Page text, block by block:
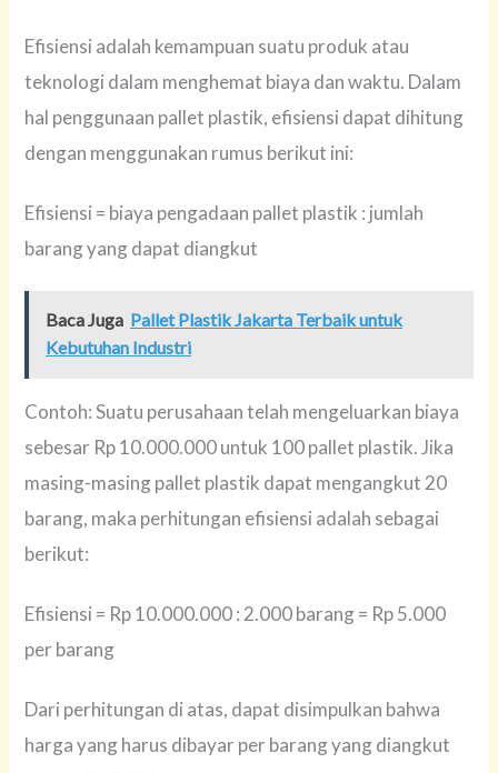
Efisiensi adalah kemampuan suatu produk atau
teknologi dalam menghemat biaya dan waktu. Dalam
hal penggunaan pallet plastik, efisiensi dapat dihitung
dengan menggunakan rumus berikut ini:
Efisiensi = biaya pengadaan pallet plastik : jumlah
barang yang dapat diangkut
Baca Juga Pallet Plastik Jakarta Terbaik untuk
Kebutuhan Industri
Contoh: Suatu perusahaan telah mengeluarkan biaya
sebesar Rp 10.000.000 untuk 100 pallet plastik. Jika
masing-masing pallet plastik dapat mengangkut 20
barang, maka perhitungan efisiensi adalah sebagai
berikut:
Efisiensi = Rp 10.000.000 : 2.000 barang = Rp 5.000
per barang
Dari perhitungan di atas, dapat disimpulkan bahwa
harga yang harus dibayar per barang yang diangkut